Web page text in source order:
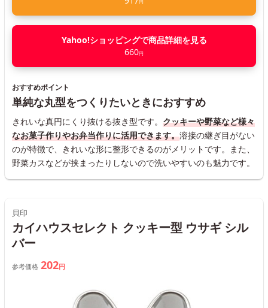
円
Yahoo!ショッピングで商品詳細を見る
660円
おすすめポイント
単純な丸型をつくりたいときにおすすめ
きれいな真円にくり抜ける抜き型です。 クッキーや野菜など様々
なお菓子作りやお弁当作りに活用できます。溶接の継ぎ目がない
のが特徴で、きれいな形に整形できるのがメリットです。また、
野菜カスなどが挟まったりしないので洗いやすいのも魅力です。
貝印
カイハウスセレクト クッキー型 ウサギ シル
バー
参考価格 202円